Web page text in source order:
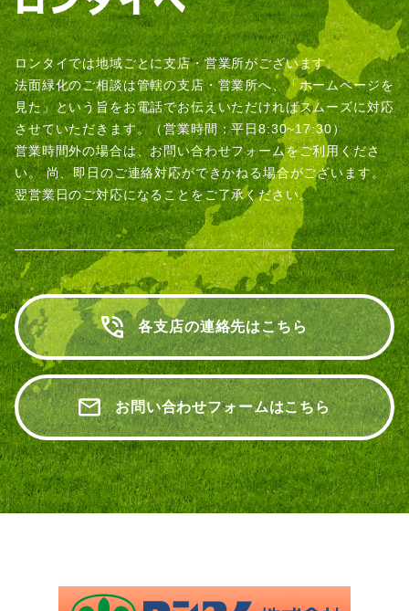
ロンタイでは地域ごとに支店・営業所がございます。
法面緑化のご相談は管轄の支店・営業所へ、「ホームページを
見た」という旨をお電話でお伝えいただければスムーズに対応
させていただきます。（営業時間：平日8:30~17:30）
営業時間外の場合は、お問い合わせフォームをご利用くださ
い。尚、即日のご連絡対応ができかねる場合がございます。
翌営業日のご対応になることをご了承ください。
各支店の連絡先はこちら
お問い合わせフォームはこちら